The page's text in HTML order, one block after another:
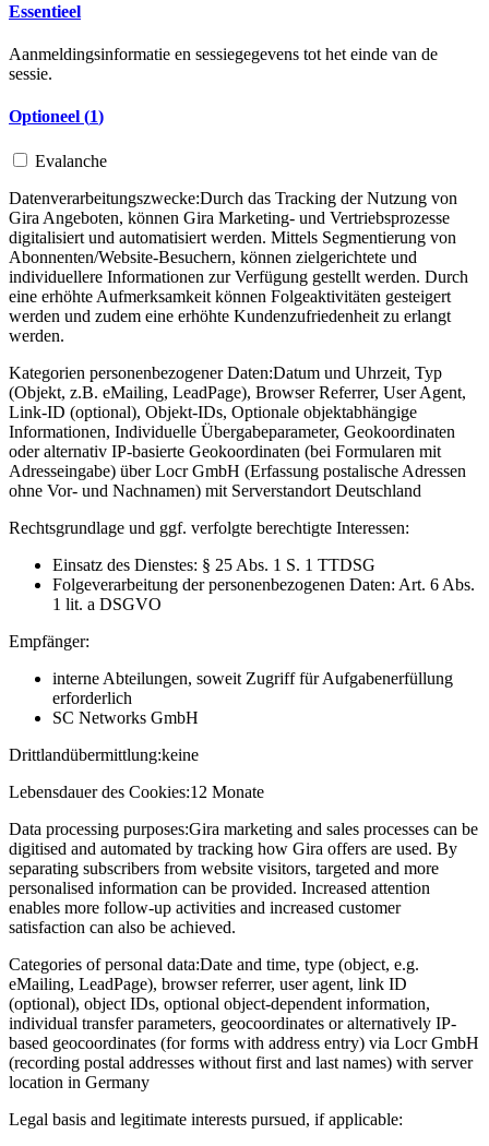
Essentieel
Aanmeldingsinformatie en sessiegegevens tot het einde van de
sessie.
Optioneel (1)
Evalanche
Datenverarbeitungszwecke:Durch das Tracking der Nutzung von
Gira Angeboten, können Gira Marketing- und Vertriebsprozesse
digitalisiert und automatisiert werden. Mittels Segmentierung von
Abonnenten/Website-Besuchern, können zielgerichtete und
individuellere Informationen zur Verfügung gestellt werden. Durch
eine erhöhte Aufmerksamkeit können Folgeaktivitäten gesteigert
werden und zudem eine erhöhte Kundenzufriedenheit zu erlangt
werden.
Kategorien personenbezogener Daten:Datum und Uhrzeit, Typ
(Objekt, z.B. eMailing, LeadPage), Browser Referrer, User Agent,
Link-ID (optional), Objekt-IDs, Optionale objektabhängige
Informationen, Individuelle Übergabeparameter, Geokoordinaten
oder alternativ IP-basierte Geokoordinaten (bei Formularen mit
Adresseingabe) über Locr GmbH (Erfassung postalische Adressen
ohne Vor- und Nachnamen) mit Serverstandort Deutschland
Rechtsgrundlage und ggf. verfolgte berechtigte Interessen:
Einsatz des Dienstes: § 25 Abs. 1 S. 1 TTDSG
Folgeverarbeitung der personenbezogenen Daten: Art. 6 Abs.
1 lit. a DSGVO
Empfänger:
interne Abteilungen, soweit Zugriff für Aufgabenerfüllung
erforderlich
SC Networks GmbH
Drittlandübermittlung:keine
Lebensdauer des Cookies:12 Monate
Data processing purposes:Gira marketing and sales processes can be
digitised and automated by tracking how Gira offers are used. By
separating subscribers from website visitors, targeted and more
personalised information can be provided. Increased attention
enables more follow-up activities and increased customer
satisfaction can also be achieved.
Categories of personal data:Date and time, type (object, e.g.
eMailing, LeadPage), browser referrer, user agent, link ID
(optional), object IDs, optional object-dependent information,
individual transfer parameters, geocoordinates or alternatively IP-
based geocoordinates (for forms with address entry) via Locr GmbH
(recording postal addresses without first and last names) with server
location in Germany
Legal basis and legitimate interests pursued, if applicable: